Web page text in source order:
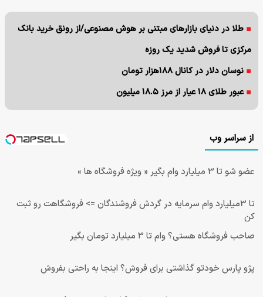
طلا در دنیای بازارهای مبتنی بر هوش مصنوعی/از رونق خرید بانک
مرکزی تا فروش شدید یک روزه
نوسان دلار در کانال ۱۸۸هزار تومان
عبور طلای ۱۸ عیار از مرز ۱۸.۵ میلیون
از سراسر وب
عضو شو تا 3 میلیارد وام بگیر « ویژه فروشگاه ها »
تا 3میلیارد وام سرمایه در گردش فروشندگان => فروشگاهت رو ثبت
کن
صاحب فروشگاه هستی؟ وام تا ۳ میلیارد تومان بگیر
پژو پارس خودتو گذاشتی برای فروش؟ اینجا به راحتی بفروش